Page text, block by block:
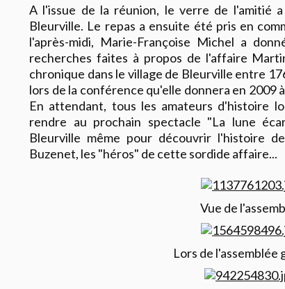
A l'issue de la réunion, le verre de l'amitié
Bleurville. Le repas a ensuite été pris en
l'après-midi, Marie-Françoise Michel a
recherches faites à propos de l'affaire
chronique dans le village de Bleurville entre
lors de la conférence qu'elle donnera en 2009
En attendant, tous les amateurs d'histoire
rendre au prochain spectacle "La lune
Bleurville même pour découvrir l'histoire
Buzenet, les "héros" de cette sordide affaire...
Vue de
Lors de l'assemblée